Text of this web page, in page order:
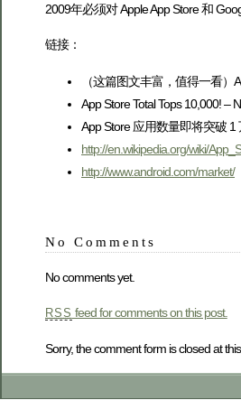
2009年必须对 Apple App Store 和
链接：
（这篇图文丰富，值得一看）
App Store Total Tops 10,000! –
App Store 应用数量即将突破 1
http://en.wikipedia.org/wiki/
http://www.android.com/market/
No Comments
No comments yet.
RSS feed for comments on this post.
Sorry, the comment form is closed at